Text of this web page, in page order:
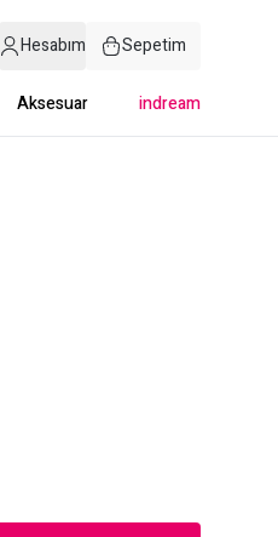
Hesabım Sepetim
Aksesuar indream